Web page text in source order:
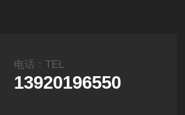
电话：TEL
13920196550